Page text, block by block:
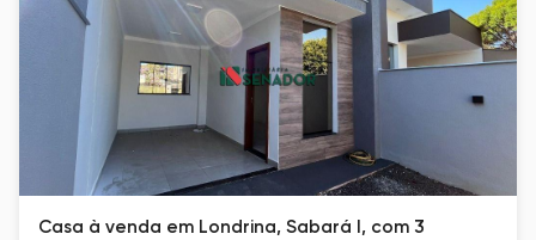
Casa à venda em Londrina, Sabará I, com 3